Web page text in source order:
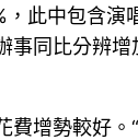
，此中包含演
事同比分辨增
費增勢較好。